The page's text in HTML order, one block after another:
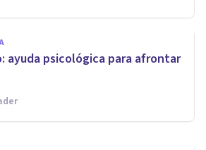
ayuda psicológica para afrontar
y el
la silla vacía